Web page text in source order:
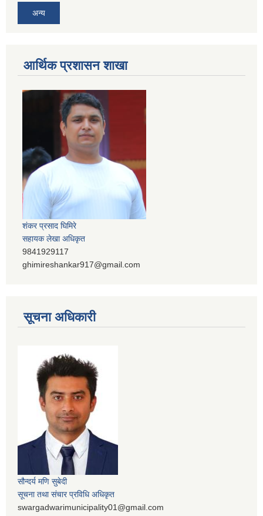
अन्य
आर्थिक प्रशासन शाखा
शंकर प्रसाद घिमिरे
सहायक लेखा अधिकृत
9841929117
ghimireshankar917@gmail.com
सूचना अधिकारी
सौन्दर्य मणि सुबेदी
सूचना तथा संचार प्रविधि अधिकृत
swargadwarimunicipality01@gmail.com